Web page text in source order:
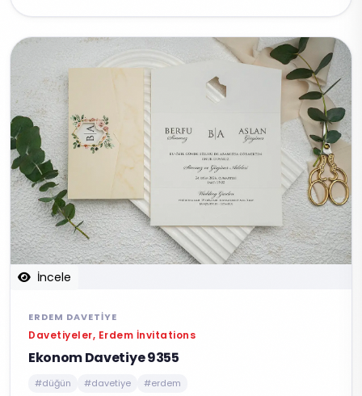
İncele
ERDEM DAVETIYE
Davetiyeler, Erdem İnvitations
Ekonom Davetiye 9355
#düğün #davetiye #erdem